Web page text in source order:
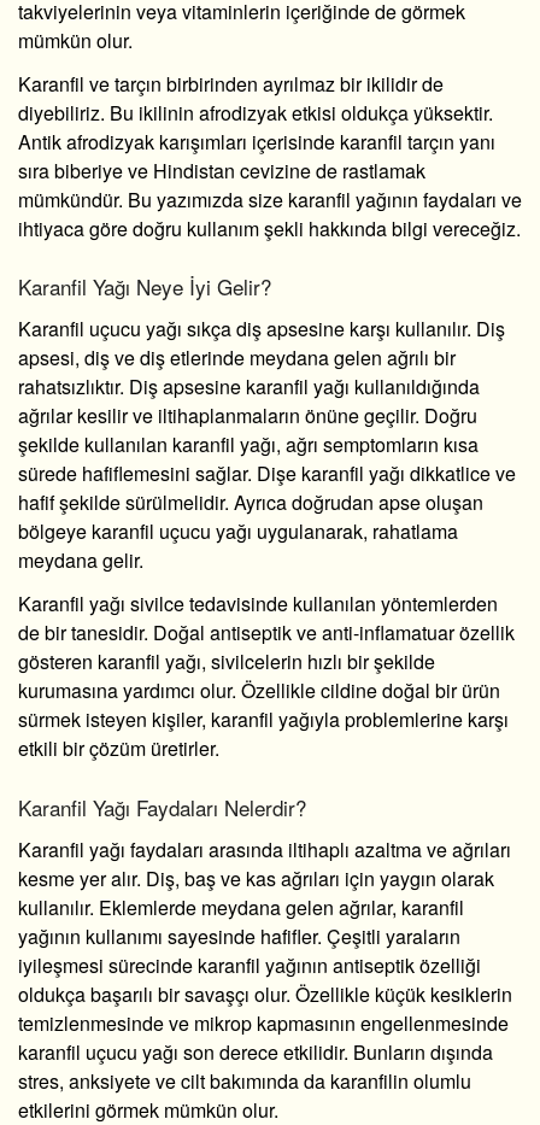
takviyelerinin veya vitaminlerin içeriğinde de görmek
mümkün olur.
Karanfil ve tarçın birbirinden ayrılmaz bir ikilidir de
diyebiliriz. Bu ikilinin afrodizyak etkisi oldukça yüksektir.
Antik afrodizyak karışımları içerisinde karanfil tarçın yanı
sıra biberiye ve Hindistan cevizine de rastlamak
mümkündür. Bu yazımızda size karanfil yağının faydaları ve
ihtiyaca göre doğru kullanım şekli hakkında bilgi vereceğiz.
Karanfil Yağı Neye İyi Gelir?
Karanfil uçucu yağı sıkça diş apsesine karşı kullanılır. Diş
apsesi, diş ve diş etlerinde meydana gelen ağrılı bir
rahatsızlıktır. Diş apsesine karanfil yağı kullanıldığında
ağrılar kesilir ve iltihaplanmaların önüne geçilir. Doğru
şekilde kullanılan karanfil yağı, ağrı semptomların kısa
sürede hafiflemesini sağlar. Dişe karanfil yağı dikkatlice ve
hafif şekilde sürülmelidir. Ayrıca doğrudan apse oluşan
bölgeye karanfil uçucu yağı uygulanarak, rahatlama
meydana gelir.
Karanfil yağı sivilcetedavisinde kullanılan yöntemlerden
de bir tanesidir. Doğal antiseptik ve anti-inflamatuar özellik
gösteren karanfil yağı, sivilcelerin hızlı bir şekilde
kurumasına yardımcı olur. Özellikle cildine doğal bir ürün
sürmek isteyen kişiler, karanfil yağıyla problemlerine karşı
etkili bir çözüm üretirler.
Karanfil Yağı Faydaları Nelerdir?
Karanfil yağı faydaları arasında iltihaplı azaltma ve ağrıları
kesme yer alır. Diş, baş ve kas ağrıları için yaygın olarak
kullanılır. Eklemlerde meydana gelen ağrılar, karanfil
yağının kullanımı sayesinde hafifler. Çeşitli yaraların
iyileşmesi sürecinde karanfil yağının antiseptik özelliği
oldukça başarılı bir savaşçı olur. Özellikle küçük kesiklerin
temizlenmesinde ve mikrop kapmasının engellenmesinde
karanfil uçucu yağı son derece etkilidir. Bunların dışında
stres, anksiyete ve cilt bakımında da karanfilin olumlu
etkilerini görmek mümkün olur.